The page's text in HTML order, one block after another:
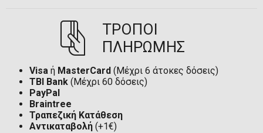
ΤΡΟΠΟΙ
ΠΛΗΡΩΜΗΣ
Visa ή MasterCard (Μέχρι 6 άτοκες δόσεις)
TBI Bank (Μέχρι 60 δόσεις)
PayPal
Braintree
Τραπεζική Κατάθεση
Αντικαταβολή (+1€)